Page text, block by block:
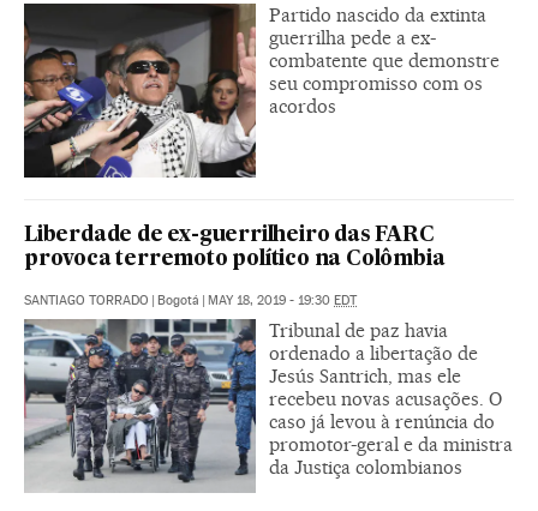
Partido nascido da extinta
guerrilha pede a ex-
combatente que demonstre
seu compromisso com os
acordos
Liberdade de ex-guerrilheiro das FARC
provoca terremoto político na Colômbia
SANTIAGO TORRADO Bogotá MAY 18, 2019 - 19:30 EDT
Tribunal de paz havia
ordenado a libertação de
Jesús Santrich, mas ele
recebeu novas acusações. O
caso já levou à renúncia do
promotor-geral e da ministra
da Justiça colombianos